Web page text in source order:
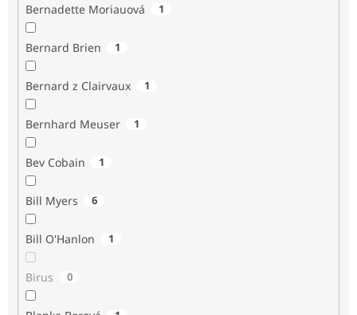
Bernadette Moriauová 1
Bernard Brien 1
Bernard z Clairvaux 1
Bernhard Meuser 1
Bev Cobain 1
Bill Myers 6
Bill O'Hanlon 1
Birus 0